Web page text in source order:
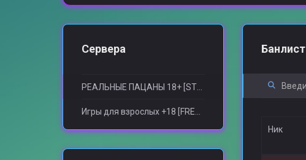
Банлист
Ник
Сервера